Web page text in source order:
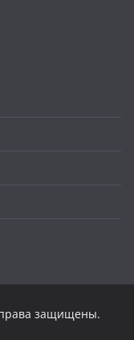
защищены.